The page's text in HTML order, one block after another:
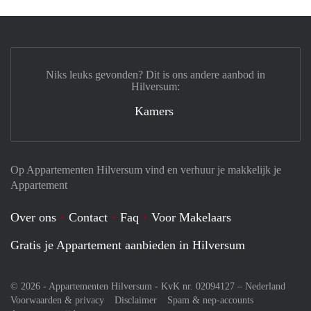
Op Appartementen Hilversum vind en verhuur je makkelijk je
Appartement
Over ons Contact Faq
Voor Makelaars
Gratis je Appartement aanbieden in Hilversum
© 2026 - Appartementen Hilversum - KvK nr. 02094127 – Nederland
Voorwaarden & privacy
Disclaimer
Spam & nep-accounts
Niks leuks gevonden? Dit is ons andere aanbod in
Hilversum:
Kamers